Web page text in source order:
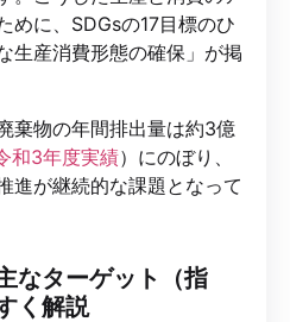
めに、SDGsの17目標のひ
生産消費形態の確保」が掲
棄物の年間排出量は約3億
和3年度実績）にのぼり、
進が継続的な課題となって
なターゲット（指
く解説